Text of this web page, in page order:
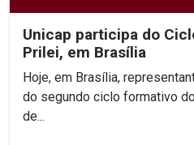
Unicap participa do
Prilei, em Brasília
Hoje, em Brasília,
do segundo ciclo formativo
de...